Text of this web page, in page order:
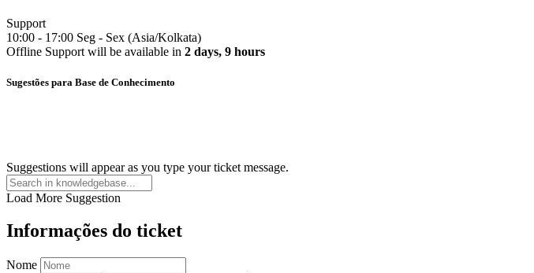
Support
10:00 - 17:00 Seg - Sex (Asia/Kolkata)
Offline Support will be available in 2 days, 9 hours
Sugestões para Base de Conhecimento
Suggestions will appear as you type your ticket message.
Load More Suggestion
Informações do ticket
Nome